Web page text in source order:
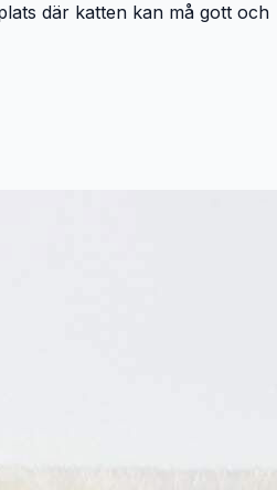
där katten kan må gott och